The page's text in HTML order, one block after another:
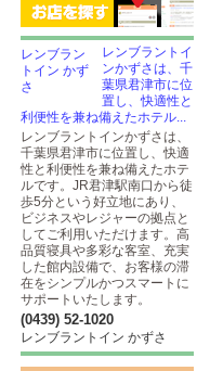
レンブラントイ
ンかずさは、千
葉県君津市に位
置し、快適性と
利便性を兼ね備えたホテル...
レンブラントインかずさは、
千葉県君津市に位置し、快適
性と利便性を兼ね備えたホテ
ルです。JR君津駅南口から徒
歩5分という好立地にあり、
ビジネスやレジャーの拠点と
してご利用いただけます。高
品質寝具や多彩な客室、充実
した館内設備で、お客様の滞
在をシンプルかつスマートに
サポートいたします。
(0439) 52-1020
レンブラントイン かずさ